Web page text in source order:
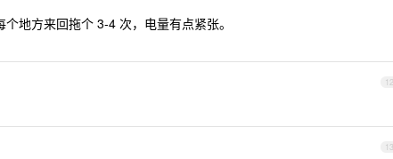
地方来回拖个 3-4 次，电量有点紧张。
12
13